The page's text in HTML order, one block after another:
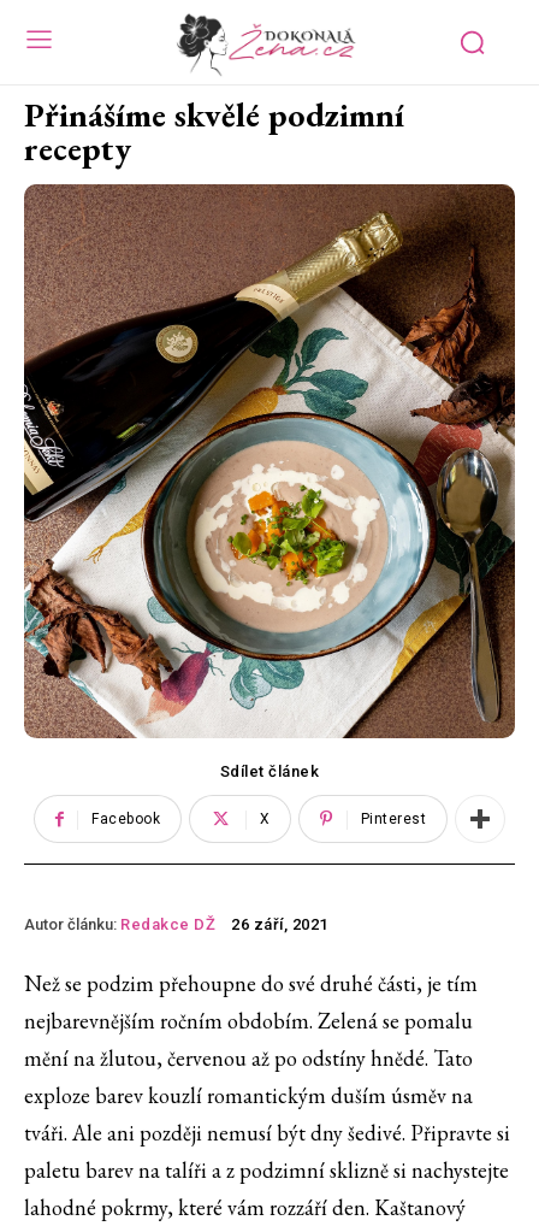
Přinášíme skvělé podzimní
recepty
Sdílet článek
Facebook X Pinterest
Autor článku: Redakce DŽ 26 září, 2021
Než se podzim přehoupne do své druhé části, je tím
nejbarevnějším ročním obdobím. Zelená se pomalu
mění na žlutou, červenou až po odstíny hnědé. Tato
exploze barev kouzlí romantickým duším úsměv na
tváři. Ale ani později nemusí být dny šedivé. Připravte si
paletu barev na talíři a z podzimní sklizně si nachystejte
lahodné pokrmy, které vám rozzáří den. Kaštanový